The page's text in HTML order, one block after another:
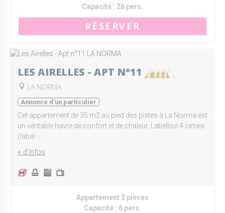
Capacité : 26 pers.
RÉSERVER
LES AIRELLES - APT N°11
LA NORMA
Annonce d'un particulier
Cet appartement de 35 m2 au pied des pistes à La Norma est
un véritable havre de confort et de chaleur. Labellisé 4 cimes
(label ...
+ d'infos
Appartement 3 pièces
Capacité : 6 pers.